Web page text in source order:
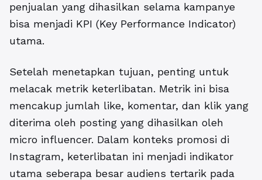
penjualan yang dihasilkan selama kampanye
bisa menjadi KPI (Key Performance Indicator)
utama.
Setelah menetapkan tujuan, penting untuk
melacak metrik keterlibatan. Metrik ini bisa
mencakup jumlah like, komentar, dan klik yang
diterima oleh posting yang dihasilkan oleh
micro influencer. Dalam konteks promosi di
Instagram, keterlibatan ini menjadi indikator
utama seberapa besar audiens tertarik pada